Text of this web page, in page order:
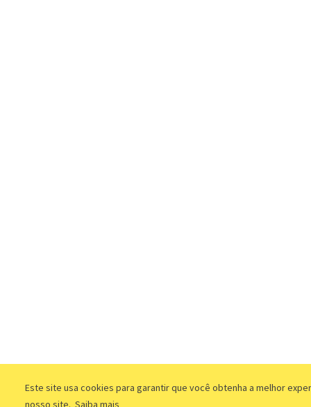
Este site usa cookies para garantir que você obtenha a melhor
nosso site. Saiba mais